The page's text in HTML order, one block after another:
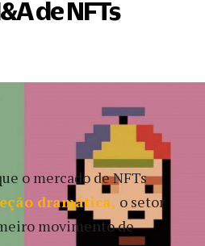
de NFTs
o mercado de NFTs
dramática, o setor
movimento de